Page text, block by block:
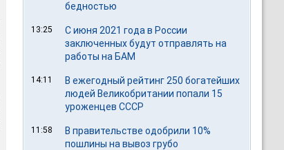
бедностью
13:25
С июня 2021 года в России
заключенных будут отправлять на
работы на БАМ
14:11
В ежегодный рейтинг 250 богатейших
людей Великобритании попали 15
уроженцев СССР
11:58
В правительстве одобрили 10%
пошлины на вывоз грубо